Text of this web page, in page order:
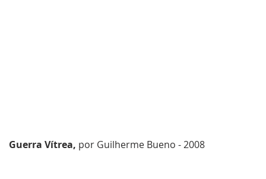
Guerra Vítrea, por Guilherme Bueno - 2008